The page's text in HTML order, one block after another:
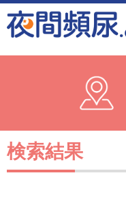
検索結果